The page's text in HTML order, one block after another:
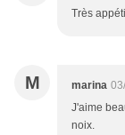
Très
M marina
J'aime
noix.